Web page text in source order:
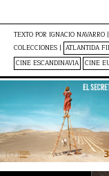
TEXTO POR IGNACIO NAVARRO |
COLECCIONES | ATLANTIDA
CINE ESCANDINAVIA CINE